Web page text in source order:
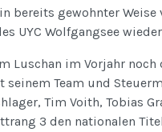
bereits gewohnter Weise
UYC Wolfgangsee
Luschan im Vorjahr
Team und
Tim Voith, Tobias
3 den nationalen